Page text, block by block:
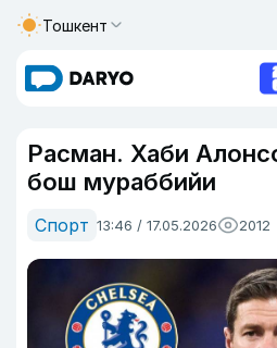
Тошкент
Расман. Хаби
бош мураббийи
Спорт 13:46 / 17.05.2026 2012